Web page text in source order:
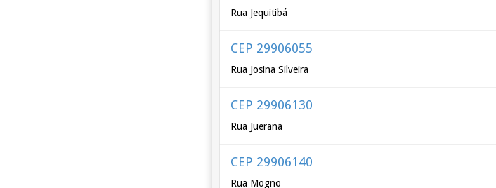
Rua Jequitibá
CEP 29906055
Rua Josina Silveira
CEP 29906130
Rua Juerana
CEP 29906140
Rua Mogno